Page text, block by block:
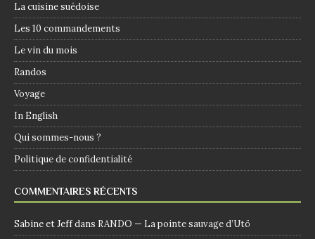
La cuisine suédoise
Les 10 commandements
Le vin du mois
Randos
Voyage
In English
Qui sommes-nous ?
Politique de confidentialité
COMMENTAIRES RÉCENTS
Sabine et Jeffdans RANDO — La pointe sauvage d’Utö